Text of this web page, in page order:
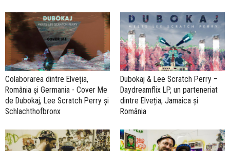
Colaborarea dintre Elveția,
România și Germania - Cover Me
de Dubokaj, Lee Scratch Perry și
Schlachthofbronx
Dubokaj & Lee Scratch Perry –
Daydreamflix LP, un parteneriat
dintre Elveția, Jamaica și
România